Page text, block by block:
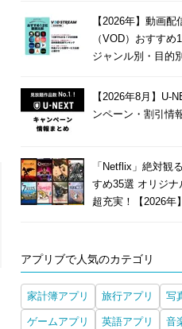
【2026年】動画配
（VOD）おすすめ
ジャンル別・目的
【2026年8月】U-
ンペーン・割引情
「Netflix」絶対観
すめ35選 オリジ
超充実！【2026年】
アプリブで人気のカテゴリ
家計簿アプリ 旅行アプリ 写
ゲームアプリ 英語アプリ 音